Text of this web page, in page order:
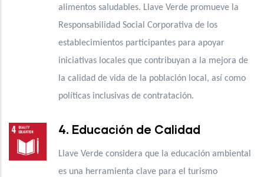
alimentos saludables. Llave Verde promueve la
Responsabilidad Social Corporativa de los
establecimientos participantes para apoyar
iniciativas locales que contribuyan a la mejora de
la calidad de vida de la población local, así como
políticas inclusivas de contratación.
4. Educación de Calidad
Llave Verde considera que la educación ambiental
es una herramienta clave para el turismo